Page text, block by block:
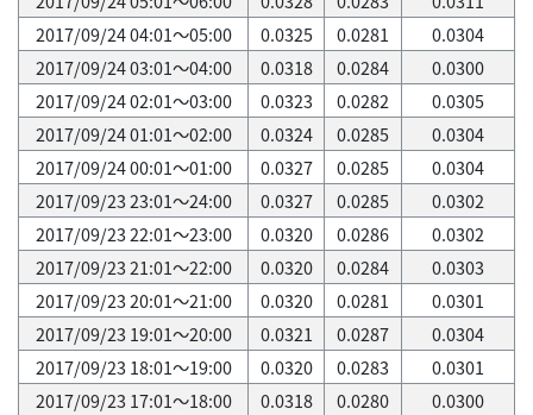
2017/09/24 04:01～05:00
0.0325 0.0281
0.0304
2017/09/24 03:01～04:00
0.0318 0.0284
0.0300
2017/09/24 02:01～03:00
0.0323 0.0282
0.0305
2017/09/24 01:01～02:00
0.0324 0.0285
0.0304
2017/09/24 00:01～01:00
0.0327 0.0285
0.0304
2017/09/23 23:01～24:00
0.0327 0.0285
0.0302
2017/09/23 22:01～23:00
0.0320 0.0286
0.0302
2017/09/23 21:01～22:00
0.0320 0.0284
0.0303
2017/09/23 20:01～21:00
0.0320 0.0281
0.0301
2017/09/23 19:01～20:00
0.0321 0.0287
0.0304
2017/09/23 18:01～19:00
0.0320 0.0283
0.0301
2017/09/23 17:01～18:00
0.0318 0.0280
0.0300